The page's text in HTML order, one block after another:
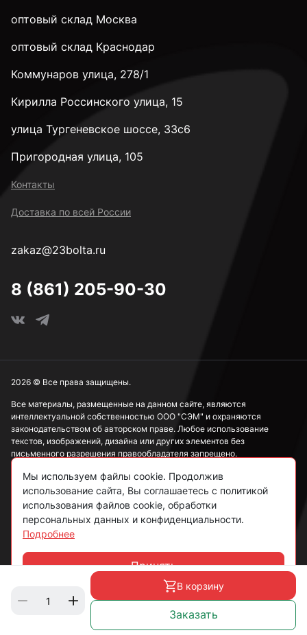
В корзину
Заказать
оптовый склад Москва
оптовый склад Краснодар
Коммунаров улица, 278/1
Кирилла Россинского улица, 15
улица Тургеневское шоссе, 33с6
Пригородная улица, 105
Контакты
Доставка по всей России
zakaz@23bolta.ru
8 (861) 205-90-30
Все материалы, размещенные на данном сайте, являются
интеллектуальной собственностью ООО "СЭМ" и охраняются
законодательством об авторском праве. Любое использование
текстов, изображений, дизайна или других элементов без
письменного разрешения правообладателя запрещено.
Информация, представленная на сайте, носит исключительно
ознакомительный характер и не может рассматриваться как
публичная оферта в соответствии со ст. 437 ГК РФ.
Политика конфиденциальности
Согласие на обработку данных
2026 © Все права защищены.
Мы используем файлы cookie. Продолжив
использование сайта, Вы соглашаетесь с политикой
использования файлов cookie, обработки
персональных данных и конфиденциальности.
Подробнее
Принять